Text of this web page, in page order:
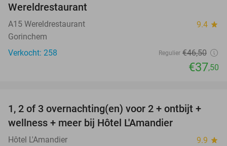
Wereldrestaurant
A15 Wereldrestaurant 9.4 star
Gorinchem
Verkocht: 258
Regulier €46,50
€37,50
32%
TODAY
1, 2 of 3 overnachting(en) voor 2 + ontbijt +
wellness + meer bij Hôtel L'Amandier
Hôtel L'Amandier 9.9 star